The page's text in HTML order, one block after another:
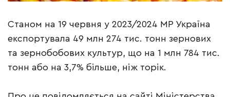
Станом на 19 червня у 2023/2024 МР Україна
експортувала 49 млн 274 тис. тонн зернових
та зернобобових культур, що на 1 млн 784 тис.
тонн або на 3,7% більше, ніж торік.